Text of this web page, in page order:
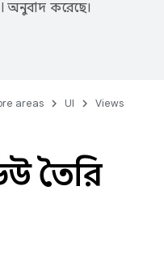
অনুবাদ করেছে।
areas UI Views
তৈরি